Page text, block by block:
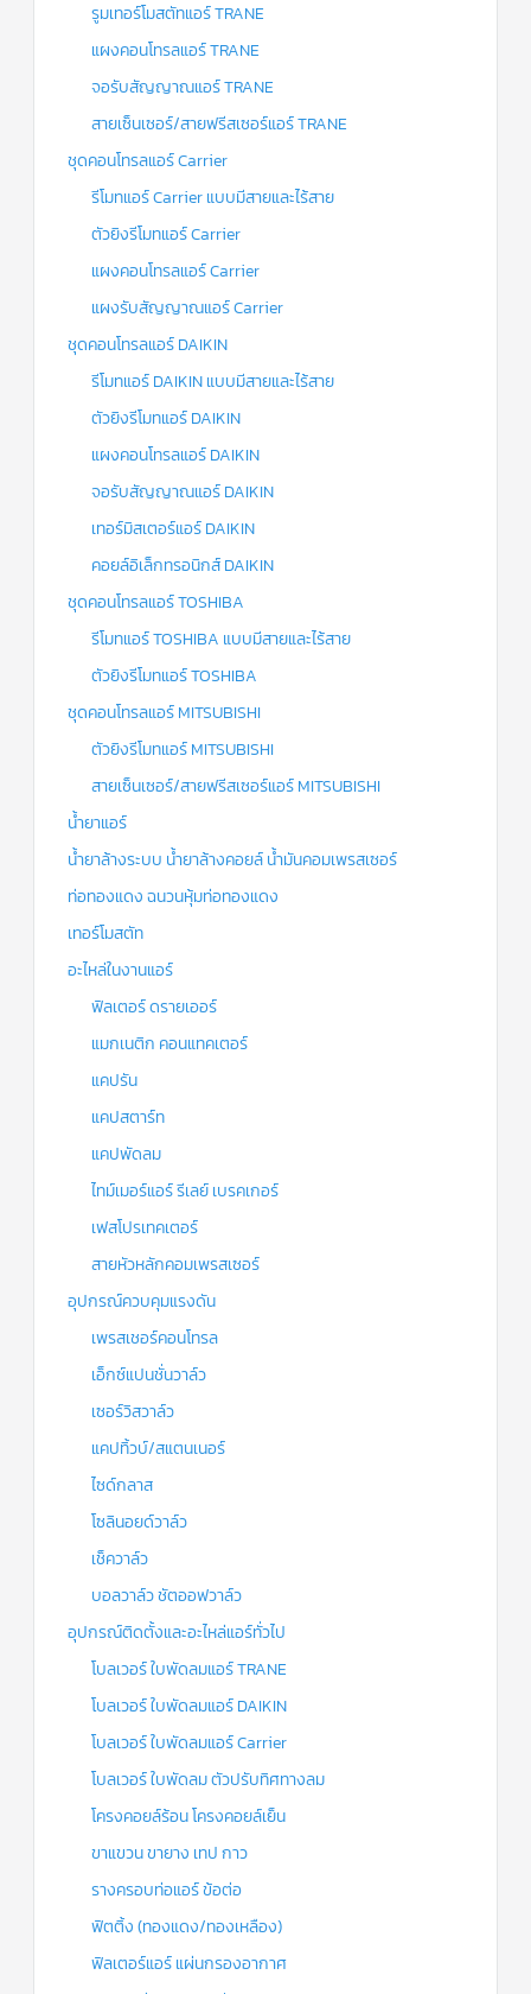
รูมเทอร์โมสตัทแอร์ TRANE
แผงคอนโทรลแอร์ TRANE
จอรับสัญญาณแอร์ TRANE
สายเซ็นเซอร์/สายฟรีสเซอร์แอร์ TRANE
ชุดคอนโทรลแอร์ Carrier
รีโมทแอร์ Carrier แบบมีสายและไร้สาย
ตัวยิงรีโมทแอร์ Carrier
แผงคอนโทรลแอร์ Carrier
แผงรับสัญญาณแอร์ Carrier
ชุดคอนโทรลแอร์ DAIKIN
รีโมทแอร์ DAIKIN แบบมีสายและไร้สาย
ตัวยิงรีโมทแอร์ DAIKIN
แผงคอนโทรลแอร์ DAIKIN
จอรับสัญญาณแอร์ DAIKIN
เทอร์มิสเตอร์แอร์ DAIKIN
คอยล์อิเล็กทรอนิกส์ DAIKIN
ชุดคอนโทรลแอร์ TOSHIBA
รีโมทแอร์ TOSHIBA แบบมีสายและไร้สาย
ตัวยิงรีโมทแอร์ TOSHIBA
ชุดคอนโทรลแอร์ MITSUBISHI
ตัวยิงรีโมทแอร์ MITSUBISHI
สายเซ็นเซอร์/สายฟรีสเซอร์แอร์ MITSUBISHI
น้ำยาแอร์
น้ำยาล้างระบบ น้ำยาล้างคอยล์ น้ำมันคอมเพรสเซอร์
ท่อทองแดง ฉนวนหุ้มท่อทองแดง
เทอร์โมสตัท
อะไหล่ในงานแอร์
ฟิลเตอร์ ดรายเออร์
แมกเนติก คอนแทคเตอร์
แคปรัน
แคปสตาร์ท
แคปพัดลม
ไทม์เมอร์แอร์ รีเลย์ เบรคเกอร์
เฟสโปรเทคเตอร์
สายหัวหลักคอมเพรสเซอร์
อุปกรณ์ควบคุมแรงดัน
เพรสเชอร์คอนโทรล
เอ็กซ์แปนชั่นวาล์ว
เซอร์วิสวาล์ว
แคปทิ้วบ์/สแตนเนอร์
ไซด์กลาส
โซลินอยด์วาล์ว
เช็ควาล์ว
บอลวาล์ว ชัตออฟวาล์ว
อุปกรณ์ติดตั้งและอะไหล่แอร์ทั่วไป
โบลเวอร์ ใบพัดลมแอร์ TRANE
โบลเวอร์ ใบพัดลมแอร์ DAIKIN
โบลเวอร์ ใบพัดลมแอร์ Carrier
โบลเวอร์ ใบพัดลม ตัวปรับทิศทางลม
โครงคอยล์ร้อน โครงคอยล์เย็น
ขาแขวน ขายาง เทป กาว
รางครอบท่อแอร์ ข้อต่อ
ฟิตติ้ง (ทองแดง/ทองเหลือง)
ฟิลเตอร์แอร์ แผ่นกรองอากาศ